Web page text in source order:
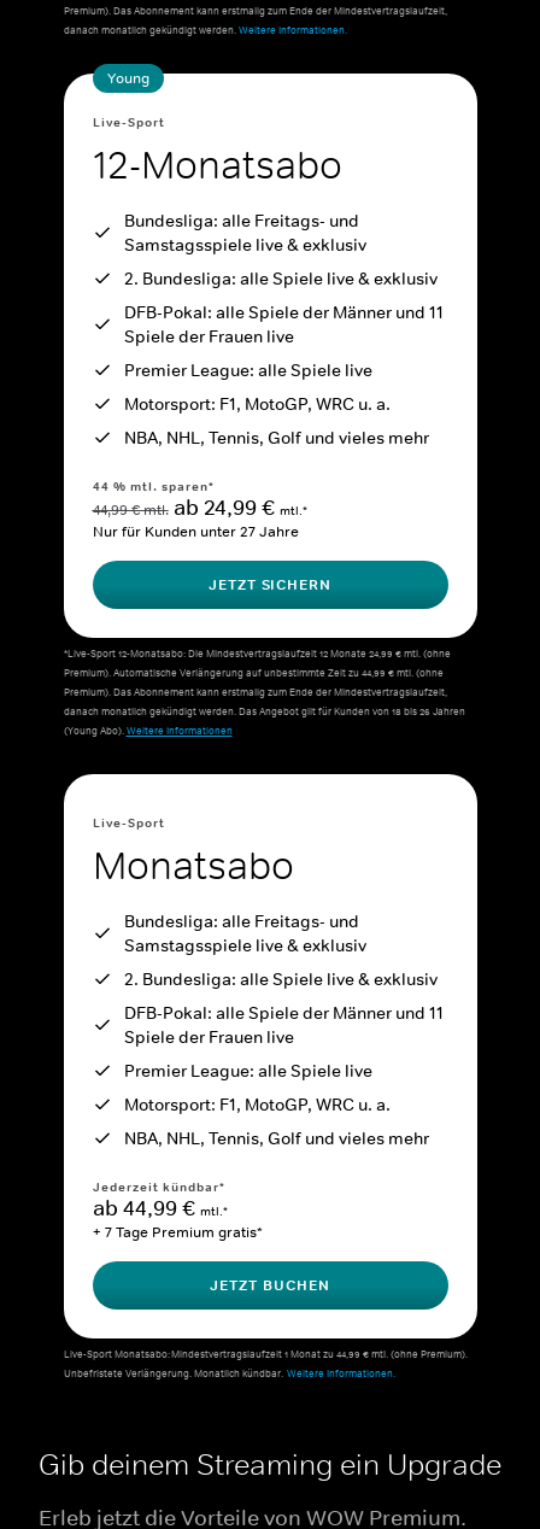
Premium). Das Abonnement kann erstmalig zum Ende der Mindestvertragslaufzeit,
danach monatlich gekündigt werden.Weitere Informationen.
Young
Live-Sport
12-Monatsabo
Bundesliga: alle Freitags- und
Samstagsspiele live & exklusiv
2. Bundesliga: alle Spiele live & exklusiv
DFB-Pokal: alle Spiele der Männer und 11
Spiele der Frauen live
Premier League: alle Spiele live
Motorsport: F1, MotoGP, WRC u. a.
NBA, NHL, Tennis, Golf und vieles mehr
44 % mtl. sparen*
44,99 € mtl. ab 24,99 € mtl.*
Nur für Kunden unter 27 Jahre
JETZT SICHERN
*Live-Sport 12-Monatsabo: Die Mindestvertragslaufzeit 12 Monate 24,99 € mtl. (ohne
Premium). Automatische Verlängerung auf unbestimmte Zeit zu 44,99 € mtl. (ohne
Premium). Das Abonnement kann erstmalig zum Ende der Mindestvertragslaufzeit,
danach monatlich gekündigt werden. Das Angebot gilt für Kunden von 18 bis 26 Jahren
(Young Abo).Weitere Informationen
Live-Sport
Monatsabo
Bundesliga: alle Freitags- und
Samstagsspiele live & exklusiv
2. Bundesliga: alle Spiele live & exklusiv
DFB-Pokal: alle Spiele der Männer und 11
Spiele der Frauen live
Premier League: alle Spiele live
Motorsport: F1, MotoGP, WRC u. a.
NBA, NHL, Tennis, Golf und vieles mehr
Jederzeit kündbar*
ab 44,99 € mtl.*
+ 7 Tage Premium gratis*
JETZT BUCHEN
Live-Sport Monatsabo: Mindestvertragslaufzeit 1 Monat zu 44,99 € mtl. (ohne Premium).
Unbefristete Verlängerung. Monatlich kündbar. Weitere Informationen.
Gib deinem Streaming ein Upgrade
Erleb jetzt die Vorteile von WOW Premium.